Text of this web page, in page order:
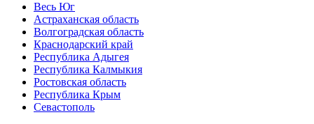
Весь Юг
Астраханская область
Волгоградская область
Краснодарский край
Республика Адыгея
Республика Калмыкия
Ростовская область
Республика Крым
Севастополь